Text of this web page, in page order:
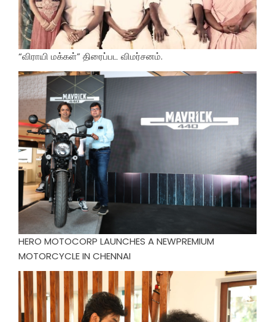
“விராயி மக்கள்” திரைப்பட விமர்சனம்.
HERO MOTOCORP LAUNCHES A NEWPREMIUM
MOTORCYCLE IN CHENNAI